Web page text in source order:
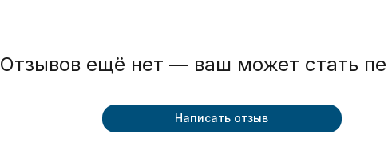
Отзывов ещё нет — ваш может стать
Написать отзыв